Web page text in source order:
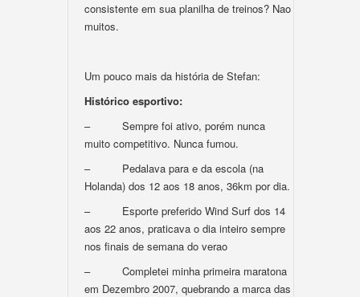
consistente em sua planilha de treinos? Nao
muitos.
Um pouco mais da história de Stefan:
Histórico esportivo:
– Sempre foi ativo, porém nunca
muito competitivo. Nunca fumou.
– Pedalava para e da escola (na
Holanda) dos 12 aos 18 anos, 36km por dia.
– Esporte preferido Wind Surf dos 14
aos 22 anos, praticava o dia inteiro sempre
nos finais de semana do verao
– Completei minha primeira maratona
em Dezembro 2007, quebrando a marca das